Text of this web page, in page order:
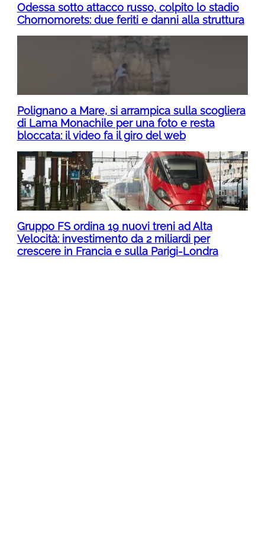
Odessa sotto attacco russo, colpito lo stadio
Chornomorets: due feriti e danni alla struttura
Polignano a Mare, si arrampica sulla scogliera
di Lama Monachile per una foto e resta
bloccata: il video fa il giro del web
Gruppo FS ordina 19 nuovi treni ad Alta
Velocità: investimento da 2 miliardi per
crescere in Francia e sulla Parigi-Londra